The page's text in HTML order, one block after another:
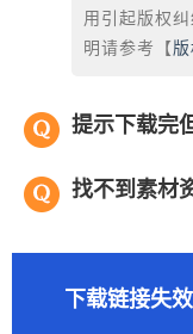
用引起版权
明请参考【
提示下载完
找不到素材
下载链接失